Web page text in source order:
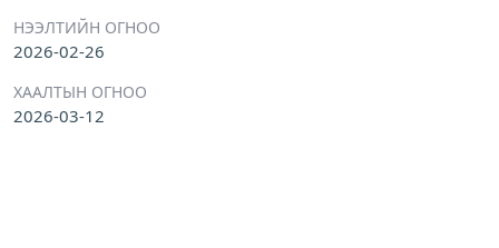
НЭЭЛТИЙН ОГНОО
2026-02-26
ХААЛТЫН ОГНОО
2026-03-12